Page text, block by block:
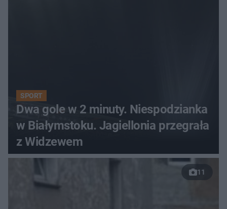
SPORT
Dwa gole w 2 minuty. Niespodzianka
w Białymstoku. Jagiellonia przegrała
z Widzewem
11